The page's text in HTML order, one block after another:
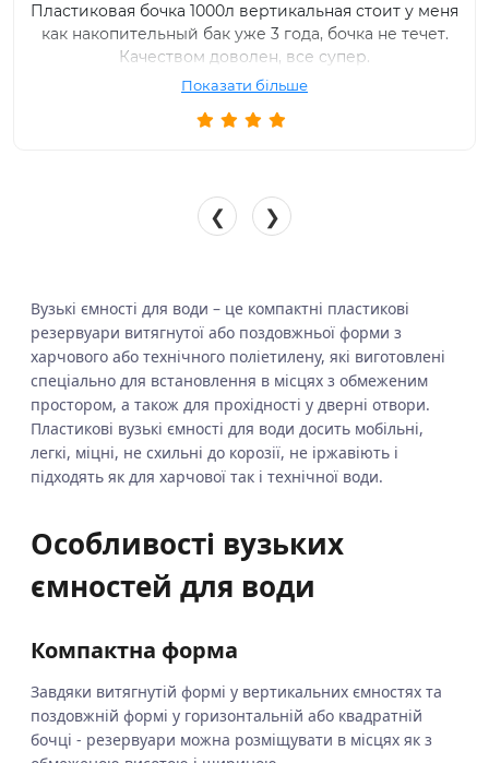
Пластиковая бочка 1000л вертикальная стоит у меня
как накопительный бак уже 3 года, бочка не течет.
Качеством доволен, все супер.
Показати більше
❮ ❯
Вузькі ємності для води – це компактні пластикові
резервуари витягнутої або поздовжньої форми з
харчового або технічного поліетилену, які виготовлені
спеціально для встановлення в місцях з обмеженим
простором, а також для прохідності у дверні отвори.
Пластикові вузькі ємності для води досить мобільні,
легкі, міцні, не схильні до корозії, не іржавіють і
підходять як для харчової так і технічної води.
Особливості вузьких
ємностей для води
Компактна форма
Завдяки витягнутій формі у вертикальних ємностях та
поздовжній формі у горизонтальній або квадратній
бочці - резервуари можна розміщувати в місцях як з